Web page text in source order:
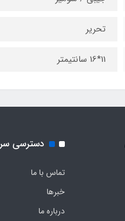
تحریر
11*16 سانتیمتر
دسترسی
تماس با ما
خبرها
درباره ما